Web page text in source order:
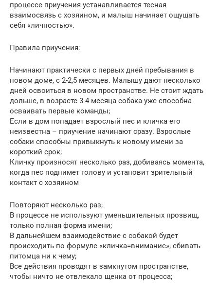
процессе приучения устанавливается тесная
взаимосвязь с хозяином, и малыш начинает ощущать
себя «личностью».
Правила приучения:
Начинают практически с первых дней пребывания в
новом доме, с 2-2,5 месяцев. Малышу дают несколько
дней освоиться в новом пространстве. Не стоит ждать
дольше, в возрасте 3-4 месяца собака уже способна
осваивать первые команды;
Если в дом попадает взрослый пес и кличка его
неизвестна – приучение начинают сразу. Взрослые
собаки способны привыкнуть к новому имени за
короткий срок;
Кличку произносят несколько раз, добиваясь момента,
когда пес поднимет голову и установит зрительный
контакт с хозяином
Повторяют несколько раз;
В процессе не используют уменьшительных прозвищ,
только полная форма имени;
В дальнейшем взаимодействие с собакой будет
происходить по формуле «кличка=внимание», сбивать
питомца ни к чему;
Все действия проводят в замкнутом пространстве,
чтобы ничто не отвлекало щенка от процесса;